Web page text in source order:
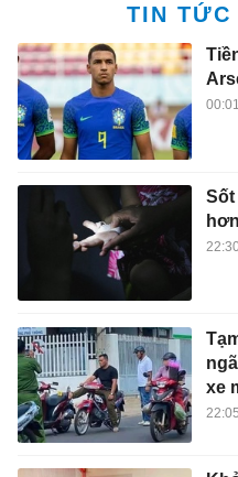
TIN TỨC
Sốt
xe